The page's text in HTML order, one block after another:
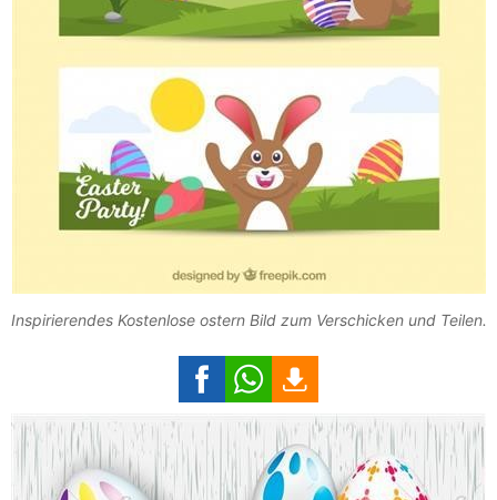
Inspirierendes Kostenlose ostern Bild zum Verschicken und Teilen.